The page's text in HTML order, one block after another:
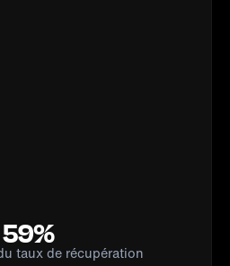
59%
taux de récupération